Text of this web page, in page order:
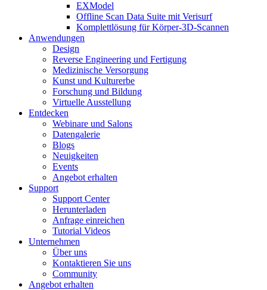
EXModel
Offline Scan Data Suite mit Verisurf
Komplettlösung für Körper-3D-Scannen
Anwendungen
Design
Reverse Engineering und Fertigung
Medizinische Versorgung
Kunst und Kulturerbe
Forschung und Bildung
Virtuelle Ausstellung
Entdecken
Webinare und Salons
Datengalerie
Blogs
Neuigkeiten
Events
Angebot erhalten
Support
Support Center
Herunterladen
Anfrage einreichen
Tutorial Videos
Unternehmen
Über uns
Kontaktieren Sie uns
Community
Angebot erhalten